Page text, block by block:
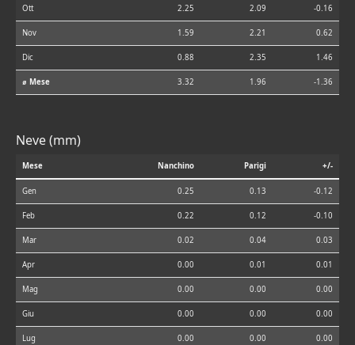
Ott 2.25 2.09 -0.16
Nov 1.59 2.21 0.62
Dic 0.88 2.35 1.46
⌀ Mese 3.32 1.96 -1.36
Neve (mm)
Mese Nanchino Parigi +/-
Gen 0.25 0.13 -0.12
Feb 0.22 0.12 -0.10
Mar 0.02 0.04 0.03
Apr 0.00 0.01 0.01
Mag 0.00 0.00 0.00
Giu 0.00 0.00 0.00
Lug 0.00 0.00 0.00